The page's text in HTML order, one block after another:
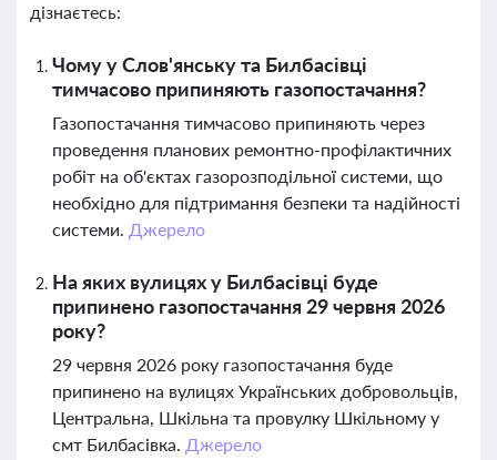
дізнаєтесь:
Чому у Слов'янську та Билбасівці
тимчасово припиняють газопостачання?
Газопостачання тимчасово припиняють через
проведення планових ремонтно-профілактичних
робіт на об'єктах газорозподільної системи, що
необхідно для підтримання безпеки та надійності
системи. Джерело
На яких вулицях у Билбасівці буде
припинено газопостачання 29 червня 2026
року?
29 червня 2026 року газопостачання буде
припинено на вулицях Українських добровольців,
Центральна, Шкільна та провулку Шкільному у
смт Билбасівка. Джерело